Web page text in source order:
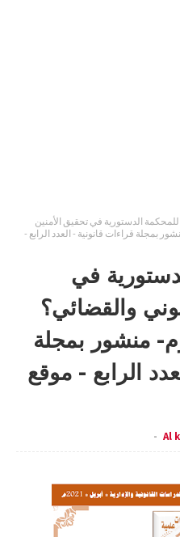
للمحكمة الدستورية في تحقيق الأمنين
بمجلة قراءات قانونية - العدد الرابع -
في
والقضائي؟
منشور بمجلة
الرابع - موقع